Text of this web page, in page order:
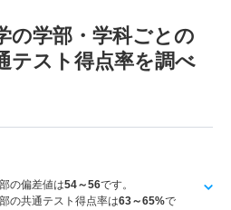
の学部・学科ごとの
テスト得点率を調べ
の偏差値は54～56です。
の共通テスト得点率は63～65%で